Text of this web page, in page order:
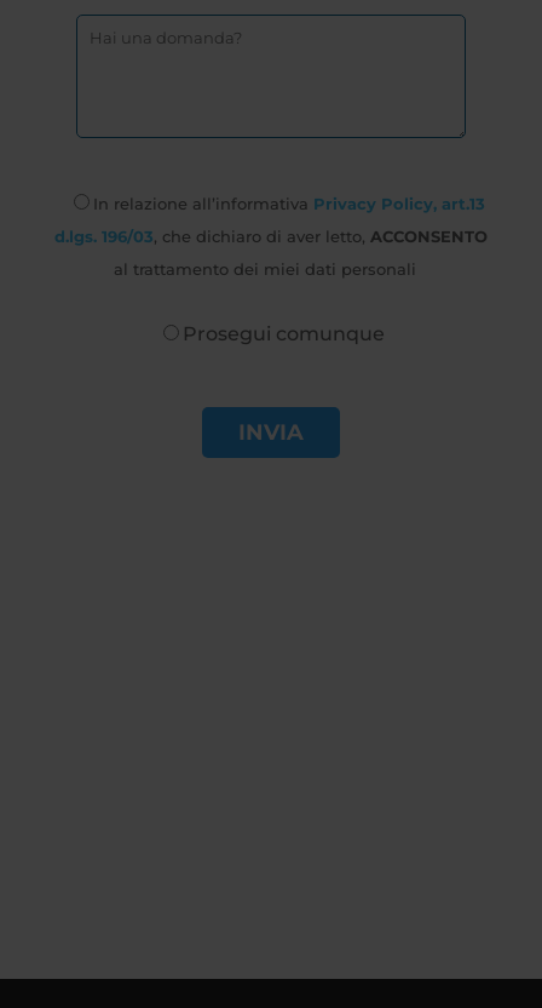
In relazione all’informativa Privacy Policy, art.13
d.lgs. 196/03 , che dichiaro di aver letto, ACCONSENTO
al trattamento dei miei dati personali
Prosegui comunque